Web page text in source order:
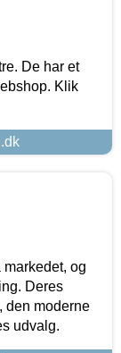
De har et
Klik
og
Deres
den moderne
udvalg.